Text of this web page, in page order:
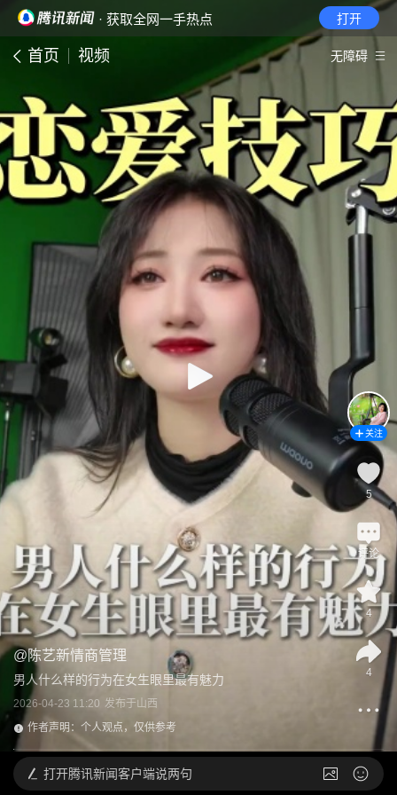
· 获取全网一手热点 打开
首页 视频 无障碍
@陈艺新情商管理
男人什么样的行为在女生眼里最有魅力
2026-04-23 11:20 发布于山西
作者声明：个人观点，仅供参考
关注
5
评论
4
4
打开腾讯新闻客户端说两句